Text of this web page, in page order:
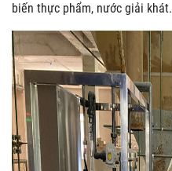
biến thực phẩm, nước giải khát.